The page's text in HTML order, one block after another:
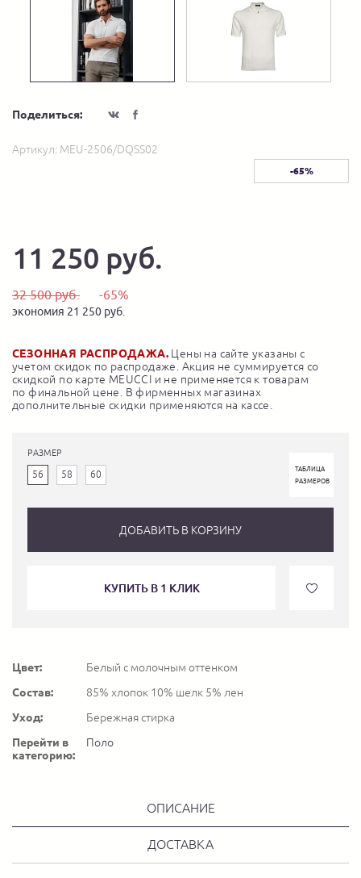
Поделиться:
Артикул: MEU-2506/DQSS02
-65%
11 250 руб.
32 500 руб. -65%
экономия 21 250 руб.
СЕЗОННАЯ РАСПРОДАЖА. Цены на сайте указаны с
учетом скидок по распродаже. Акция не суммируется со
скидкой по карте MEUCCI и не применяется к товарам
по финальной цене. В фирменных магазинах
дополнительные скидки применяются на кассе.
РАЗМЕР
56 58 60
ТАБЛИЦА
РАЗМЕРОВ
ДОБАВИТЬ В КОРЗИНУ
КУПИТЬ В 1 КЛИК
Цвет:
Белый с молочным оттенком
Состав:
85% хлопок 10% шелк 5% лен
Уход:
Бережная стирка
Перейти в
категорию:
Поло
ОПИСАНИЕ
ДОСТАВКА